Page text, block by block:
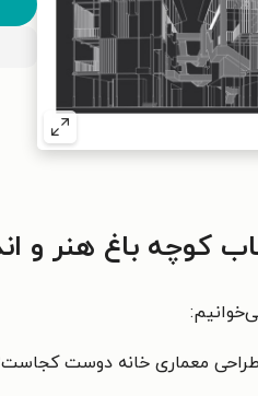
باغ هنر و اندیشه ـ شماره
طراحی معماری خانه دوست